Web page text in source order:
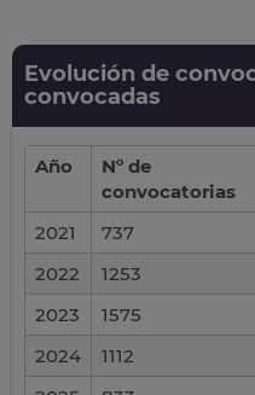
Evolución de
convocadas
Año
Nº de
convocatorias
2021
737
2022
1253
2023
1575
2024
1112